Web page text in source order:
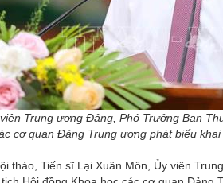
Trung ương Đảng, Phó Trưởng Ban
cơ quan Đảng Trung ương phát biểu
thảo, Tiến sĩ Lại Xuân Môn, Ủy viên